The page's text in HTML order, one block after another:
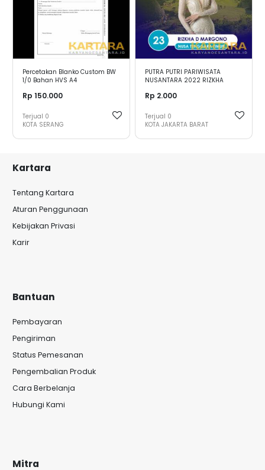
Percetakan Blanko Custom BW
1/0 Bahan HVS A4
Rp 150.000
Terjual 0
KOTA SERANG
PUTRA PUTRI PARIWISATA
NUSANTARA 2022 RIZKHA
NUSA TENGGARA TIMUR
Rp 2.000
Terjual 0
KOTA JAKARTA BARAT
Kartara
Tentang Kartara
Aturan Penggunaan
Kebijakan Privasi
Karir
Bantuan
Pembayaran
Pengiriman
Status Pemesanan
Pengembalian Produk
Cara Berbelanja
Hubungi Kami
Mitra